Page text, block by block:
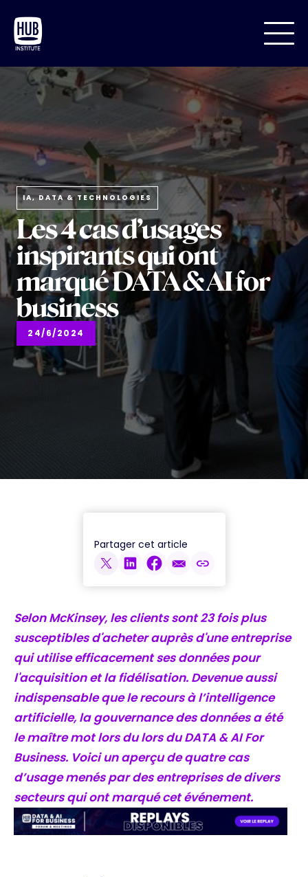
IA, DATA & TECHNOLOGIES
Les 4 cas d’usages
inspirants qui ont
marqué DATA & AI for
business
24/6/2024
Partager cet article
Selon McKinsey, les clients sont 23 fois plus
susceptibles d'acheter auprès d'une entreprise
qui utilise efficacement ses données pour
l'acquisition et la fidélisation. Devenue aussi
indispensable que le recours à l’intelligence
artificielle, la gouvernance des données a été
le maître mot lors du lors du DATA & AI For
Business. Voici un aperçu de quatre cas
d’usage menés par des entreprises de divers
secteurs qui ont marqué cet événement.